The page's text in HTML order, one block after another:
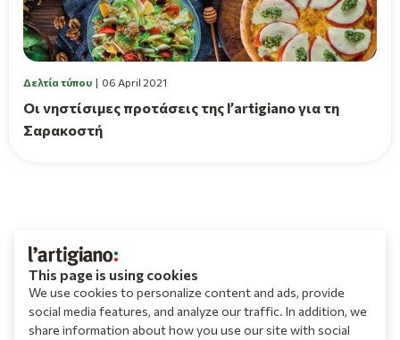
Δελτία τύπου 06 April 2021
Οι νηστίσιμες προτάσεις της l’artigiano για τη
Σαρακοστή
This page is using cookies
We use cookies to personalize content and ads, provide
social media features, and analyze our traffic. In addition, we
share information about how you use our site with social